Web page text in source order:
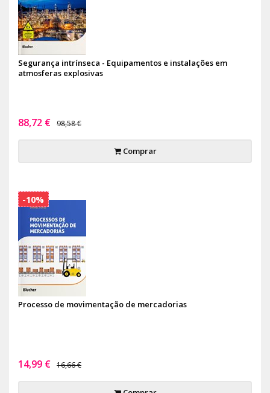
Segurança intrínseca - Equipamentos e instalações em
atmosferas explosivas
88,72 € 98,58 €
Comprar
Processo de movimentação de mercadorias
14,99 € 16,66 €
-10%